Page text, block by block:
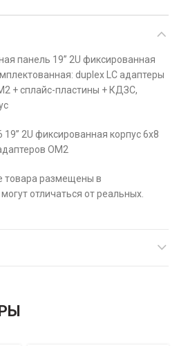
панель 19” 2U фиксированная
duplex LC адаптеры
+ сплайс-пластины + КДЗС,
2U фиксированная корпус 6х8
OM2
товара размещены в
отличаться от реальных.